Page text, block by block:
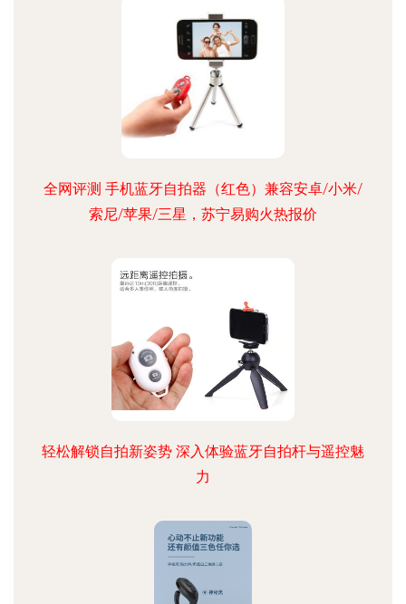
全网评测 手机蓝牙自拍器（红色）兼容安卓/小米/
索尼/苹果/三星，苏宁易购火热报价
轻松解锁自拍新姿势 深入体验蓝牙自拍杆与遥控魅
力